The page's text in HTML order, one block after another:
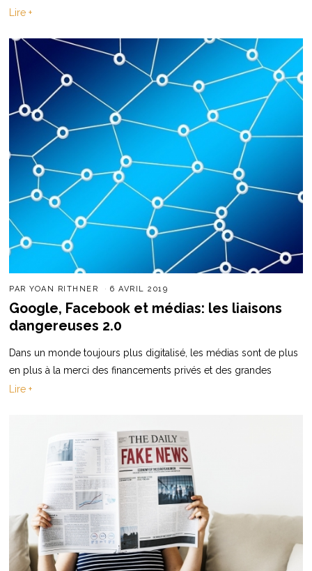
Lire +
PARYOAN RITHNER 6 AVRIL 2019
Google, Facebook et médias: les liaisons
dangereuses 2.0
Dans un monde toujours plus digitalisé, les médias sont de plus
en plus à la merci des financements privés et des grandes
Lire +